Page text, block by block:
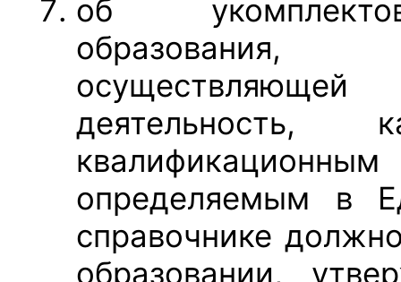
об
образования,
деятельность,
определяемым в
справочнике
образовании,